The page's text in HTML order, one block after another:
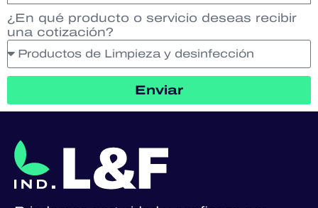
¿En qué producto o servicio deseas recibir
una cotización?
Enviar